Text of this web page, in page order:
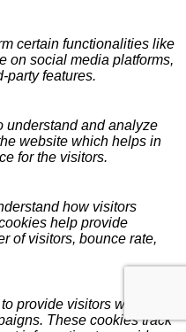
certain functionalities like
on social media platforms,
party features.
understand and analyze
website which helps in
for the visitors.
how visitors
help provide
of visitors, bounce rate,
provide visitors with
These cookies track